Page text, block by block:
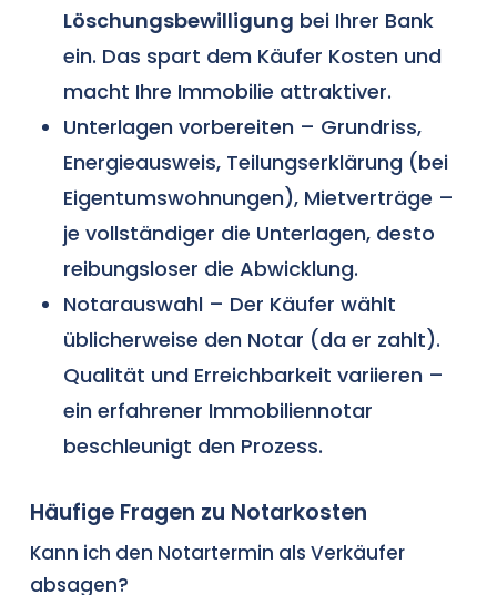
Löschungsbewilligung bei Ihrer Bank
ein. Das spart dem Käufer Kosten und
macht Ihre Immobilie attraktiver.
Unterlagen vorbereiten – Grundriss,
Energieausweis, Teilungserklärung (bei
Eigentumswohnungen), Mietverträge –
je vollständiger die Unterlagen, desto
reibungsloser die Abwicklung.
Notarauswahl – Der Käufer wählt
üblicherweise den Notar (da er zahlt).
Qualität und Erreichbarkeit variieren –
ein erfahrener Immobiliennotar
beschleunigt den Prozess.
Häufige Fragen zu Notarkosten
Kann ich den Notartermin als Verkäufer
absagen?